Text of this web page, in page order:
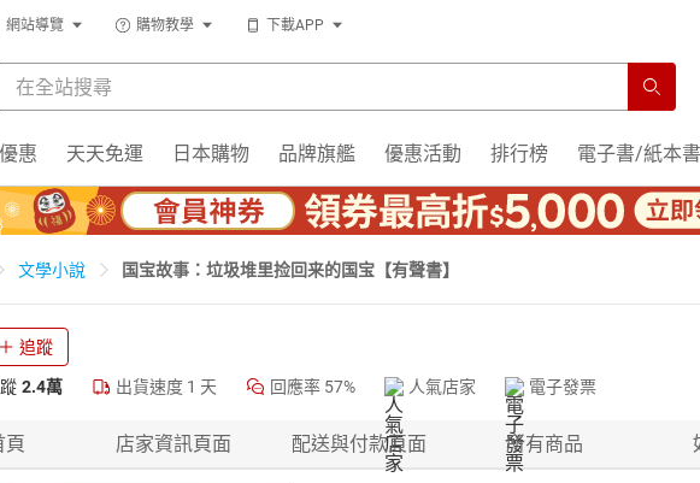
網站導覽 購物教學 下載APP
惠 天天免運 日本購物 品牌旗艦 優惠活動 排行榜 電子書/紙本書
文學小說 国宝故事：垃圾堆里捡回来的国宝【有聲書】
追蹤
2.4萬 出貨速度 1 天 回應率 57% 人氣店家 電子發票
頁 店家資訊頁面 配送與付款頁面 所有商品